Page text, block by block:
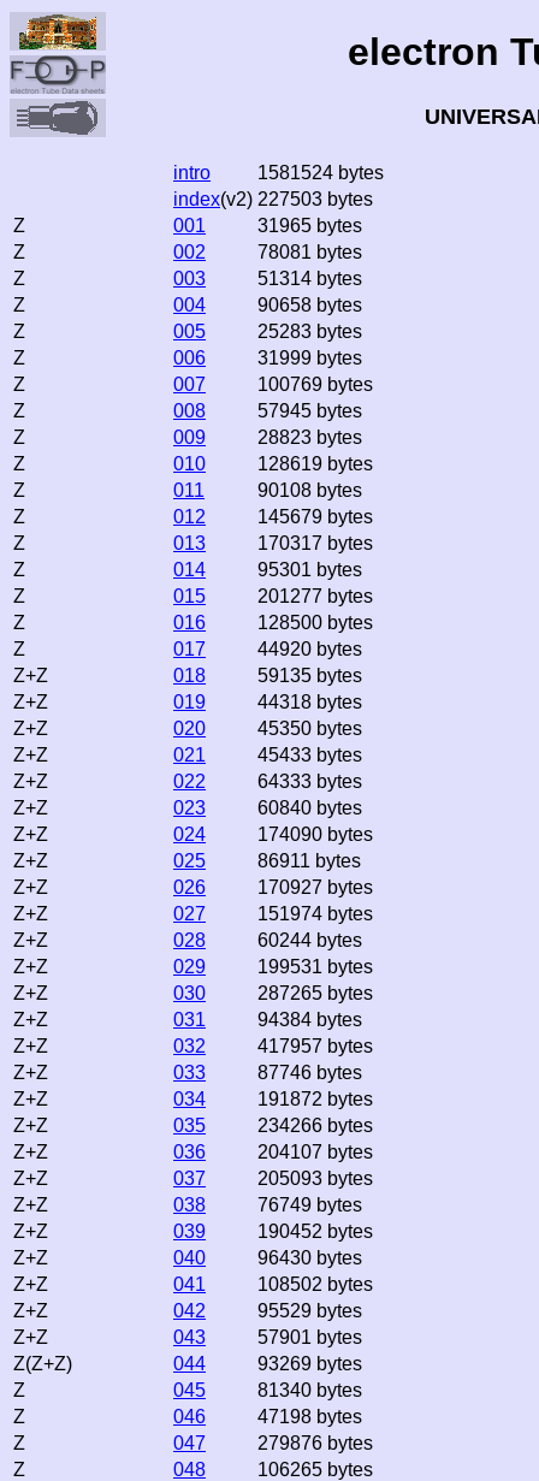
electron
intro
1581524 bytes
index(v2) 227503 bytes
Z
001
31965 bytes
Z
002
78081 bytes
Z
003
51314 bytes
Z
004
90658 bytes
Z
005
25283 bytes
Z
006
31999 bytes
Z
007
100769 bytes
Z
008
57945 bytes
Z
009
28823 bytes
Z
010
128619 bytes
Z
011
90108 bytes
Z
012
145679 bytes
Z
013
170317 bytes
Z
014
95301 bytes
Z
015
201277 bytes
Z
016
128500 bytes
Z
017
44920 bytes
Z+Z
018
59135 bytes
Z+Z
019
44318 bytes
Z+Z
020
45350 bytes
Z+Z
021
45433 bytes
Z+Z
022
64333 bytes
Z+Z
023
60840 bytes
Z+Z
024
174090 bytes
Z+Z
025
86911 bytes
Z+Z
026
170927 bytes
Z+Z
027
151974 bytes
Z+Z
028
60244 bytes
Z+Z
029
199531 bytes
Z+Z
030
287265 bytes
Z+Z
031
94384 bytes
Z+Z
032
417957 bytes
Z+Z
033
87746 bytes
Z+Z
034
191872 bytes
Z+Z
035
234266 bytes
Z+Z
036
204107 bytes
Z+Z
037
205093 bytes
Z+Z
038
76749 bytes
Z+Z
039
190452 bytes
Z+Z
040
96430 bytes
Z+Z
041
108502 bytes
Z+Z
042
95529 bytes
Z+Z
043
57901 bytes
Z(Z+Z)
044
93269 bytes
Z
045
81340 bytes
Z
046
47198 bytes
Z
047
279876 bytes
Z
048
106265 bytes